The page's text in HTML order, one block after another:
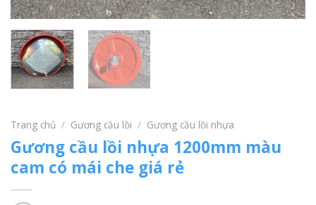
Trang chủ / Gương cầu lồi / Gương cầu lồi nhựa
Gương cầu lồi nhựa 1200mm màu
cam có mái che giá rẻ